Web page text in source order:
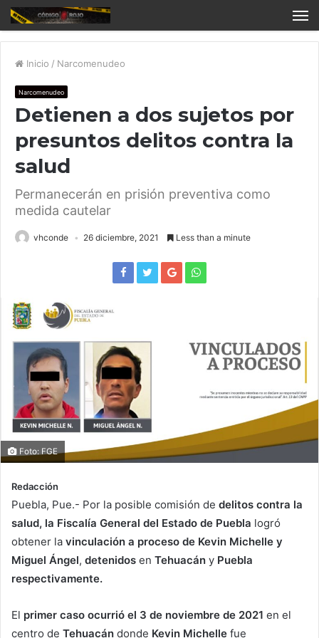
Inicio / Narcomenudeo
Narcomenudeo
Detienen a dos sujetos por
presuntos delitos contra la
salud
Permanecerán en prisión preventiva como
medida cautelar
vhconde 26 diciembre, 2021 Less than a minute
Foto: FGE
Redacción
Puebla, Pue.- Por la posible comisión de delitos contra la
salud, la Fiscalía General del Estado de Puebla logró
obtener la vinculación a proceso de Kevin Michelle y
Miguel Ángel, detenidos en Tehuacán y Puebla
respectivamente.
El primer caso ocurrió el 3 de noviembre de 2021 en el
centro de Tehuacán donde Kevin Michelle fue